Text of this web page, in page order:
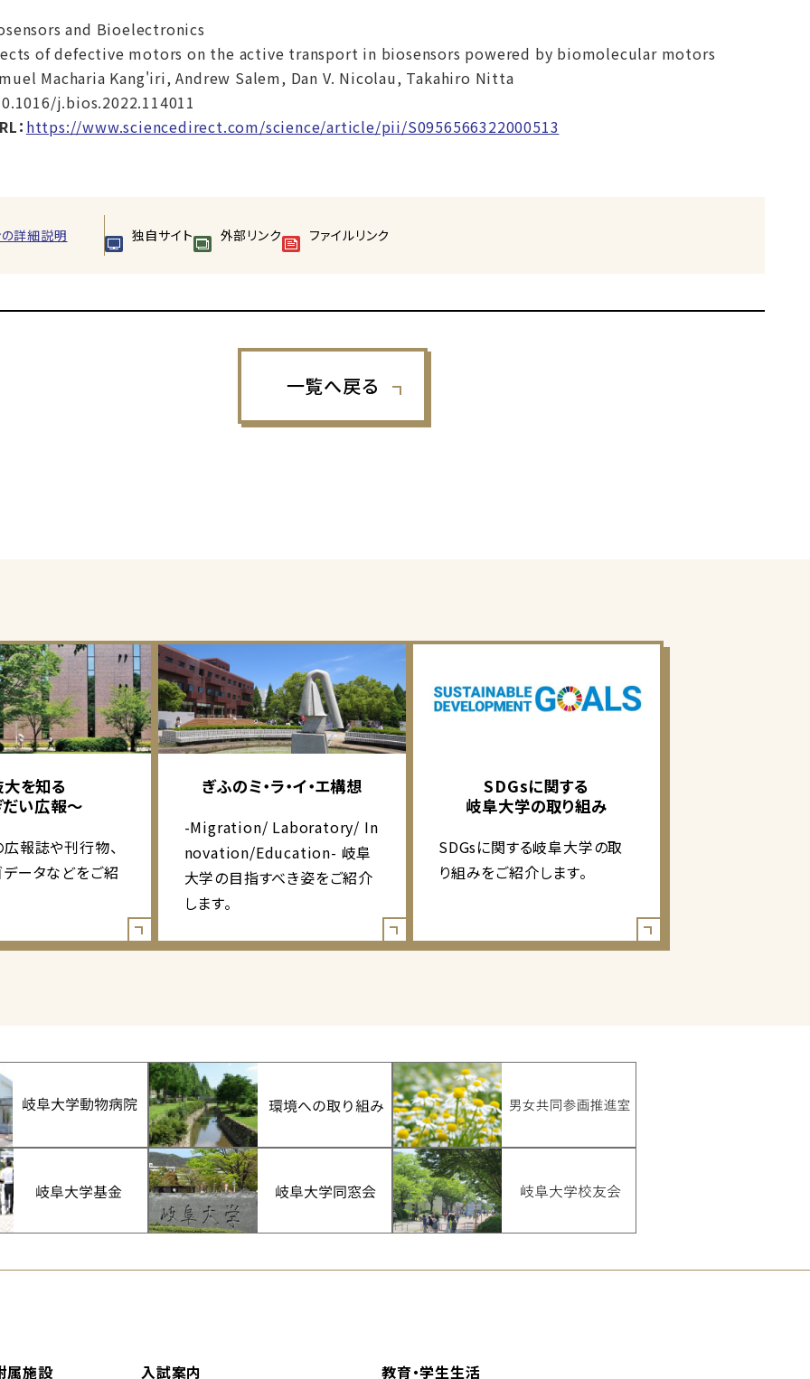
and Bioelectronics
of defective motors on the active transport in biosensors powered by biomolecular motors
Macharia Kang'iri, Andrew Salem, Dan V. Nicolau, Takahiro Nitta
j.bios.2022.114011
： https://www.sciencedirect.com/science/article/pii/S0956566322000513
詳細説明 独自サイト 外部リンク ファイルリンク
一覧へ戻る
を知る
い広報～
報誌や刊行物、
ータなどをご紹
ぎふのミ・ラ・イ・エ構想
-Migration/ Laboratory/ In
novation/Education- 岐阜
大学の目指すべき姿をご紹介
します。
SDGsに関する
岐阜大学の取り組み
SDGsに関する岐阜大学の取
り組みをご紹介します。
属施設 入試案内 教育・学生生活